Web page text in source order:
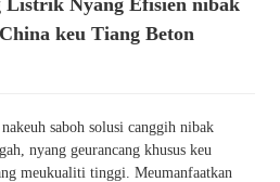
Listrik Nyang Efisien nibak
keu Tiang Beton
saboh solusi canggih nibak
nyang geurancang khusus keu
meukualiti tinggi. Meumanfaatkan